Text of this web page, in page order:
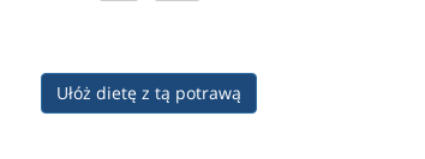
Ułóż dietę z tą potrawą